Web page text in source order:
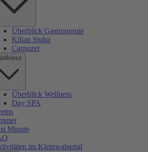
Überblick Gastronomie
Kilian Stuba
Carnozet
Überblick Wellness
Day SPA
Minute
im Kleinwalsertal